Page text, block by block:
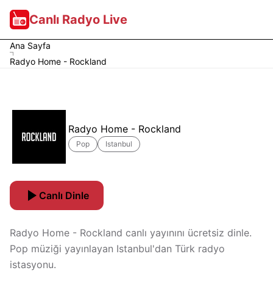
Canlı Radyo Live
Ana Sayfa
Radyo Home - Rockland
Radyo Home - Rockland
Pop Istanbul
Canlı Dinle
Radyo Home - Rockland canlı yayınını ücretsiz dinle.
Pop müziği yayınlayan Istanbul'dan Türk radyo
istasyonu.